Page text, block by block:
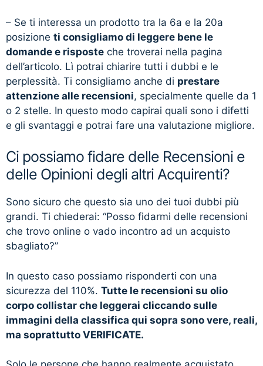
– Se ti interessa un prodotto tra la 6a e la 20a
posizione ti consigliamo di leggere bene le
domande e risposte che troverai nella pagina
dell’articolo. Lì potrai chiarire tutti i dubbi e le
perplessità. Ti consigliamo anche di prestare
attenzione alle recensioni, specialmente quelle da 1
o 2 stelle. In questo modo capirai quali sono i difetti
e gli svantaggi e potrai fare una valutazione migliore.
Ci possiamo fidare delle Recensioni e
delle Opinioni degli altri Acquirenti?
Sono sicuro che questo sia uno dei tuoi dubbi più
grandi. Ti chiederai: “Posso fidarmi delle recensioni
che trovo online o vado incontro ad un acquisto
sbagliato?”
In questo caso possiamo risponderti con una
sicurezza del 110%. Tutte le recensioni su olio
corpo collistar che leggerai cliccando sulle
immagini della classifica qui sopra sono vere, reali,
ma soprattutto VERIFICATE.